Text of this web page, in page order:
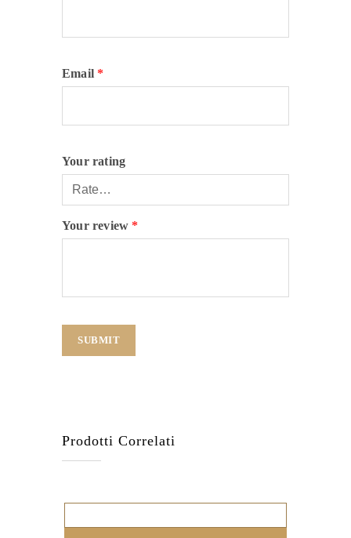
Email *
Your rating
Your review *
Prodotti Correlati